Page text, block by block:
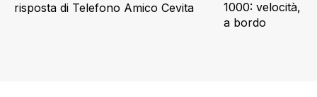
risposta di Telefono Amico Cevita
1000: velocità,
a bordo